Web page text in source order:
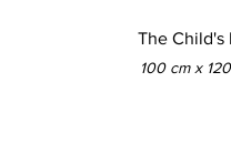
The Child's
100 cm x